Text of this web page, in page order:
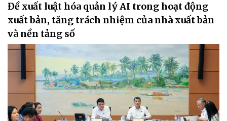
Đề xuất luật hóa quản lý AI trong hoạt động
xuất bản, tăng trách nhiệm của nhà xuất bản
và nền tảng số